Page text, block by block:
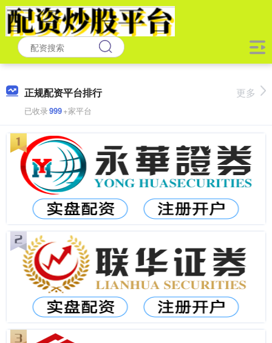
正规配资平台排行
已收录999+家平台
更多